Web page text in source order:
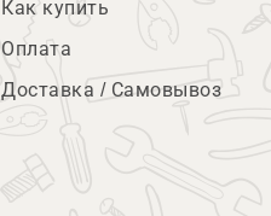
Как купить
Оплата
Доставка / Самовывоз